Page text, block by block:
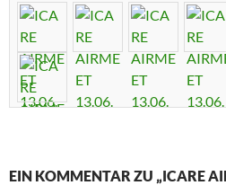
EIN KOMMENTAR ZU „ICARE